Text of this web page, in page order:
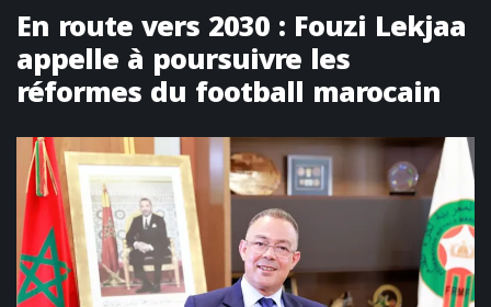
En route vers 2030 : Fouzi Lekjaa
appelle à poursuivre les
réformes du football marocain